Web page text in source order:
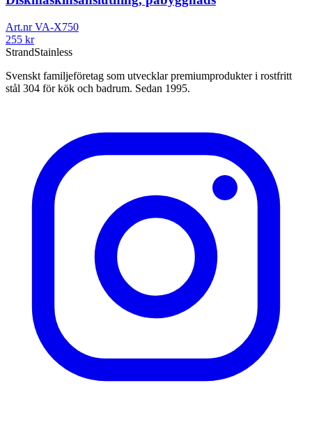
Art.nrVA-X750
255 kr
StrandStainless
Svenskt familjeföretag som utvecklar premiumprodukter i rostfritt
stål 304 för kök och badrum. Sedan 1995.